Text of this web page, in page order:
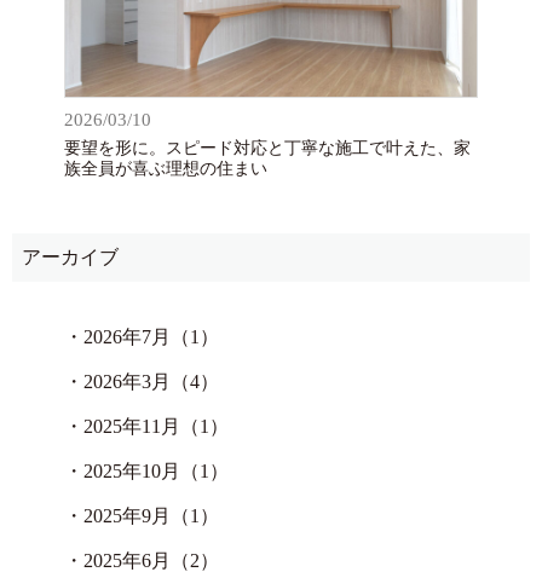
2026/03/10
要望を形に。スピード対応と丁寧な施工で叶えた、家
族全員が喜ぶ理想の住まい
アーカイブ
・ 2026年7月（1）
・ 2026年3月（4）
・ 2025年11月（1）
・ 2025年10月（1）
・ 2025年9月（1）
・ 2025年6月（2）